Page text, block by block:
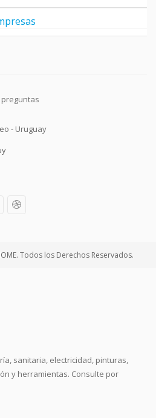
- Uruguay
Todos los Derechos Reservados.
sanitaria, electricidad, pinturas,
y herramientas. Consulte por